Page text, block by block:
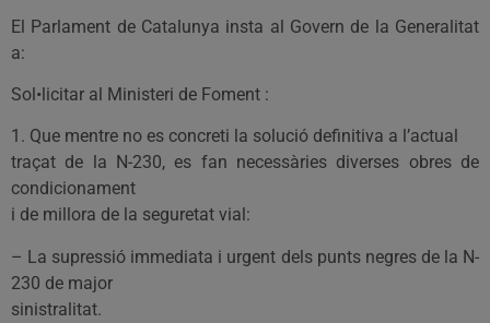
El Parlament de Catalunya insta al Govern de la Generalitat
a:
Sol•licitar al Ministeri de Foment :
1. Que mentre no es concreti la solució definitiva a l’actual
traçat de la N-230, es fan necessàries diverses obres de
condicionament
i de millora de la seguretat vial:
– La supressió immediata i urgent dels punts negres de la N-
230 de major
sinistralitat.